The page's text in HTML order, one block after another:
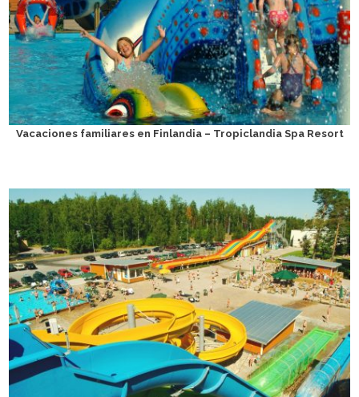
Vacaciones familiares en Finlandia – Tropiclandia Spa Resort